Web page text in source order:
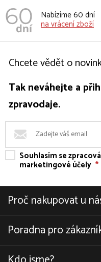
Nabízíme 60 dní
na vrácení zboží
Chcete vědět o
Tak neváhejte a
zpravodaje.
Souhlasím se
marketingové účely *
Proč nakupovat u
Poradna pro